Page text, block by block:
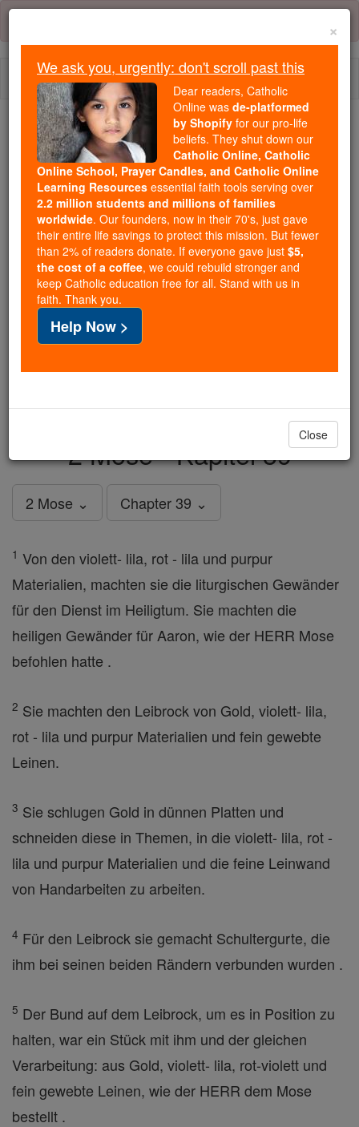
Skip
content
We ask you, urgently: don't scroll past this
Dear readers, Catholic Online
wasde-platformed by Shopify
for our pro-life beliefs. They
shut down ourCatholic
Online, Catholic Online School, Prayer Candles, and
Catholic Online Learning Resourcesessential faith
tools serving over2.2 million students and millions of
families worldwide. Our founders, now in their 70's,
just gave their entire life savings to protect this mission.
But fewer than 2% of readers donate. If everyone gave
just$5, the cost of a coffee, we could rebuild stronger
in faith. Thank you.DONATE TODAY >
2 Mose - Kapitel 39
2 Mose ⌄ Chapter 39 ⌄
1 Von den violett- lila, rot - lila und purpur
Materialien, machten sie die liturgischen Gewänder
für den Dienst im Heiligtum. Sie machten die
heiligen Gewänder für Aaron, wie der HERR Mose
befohlen hatte .
2 Sie machten den Leibrock von Gold, violett- lila,
rot - lila und purpur Materialien und fein gewebte
Leinen.
3 Sie schlugen Gold in dünnen Platten und
schneiden diese in Themen, in die violett- lila, rot -
lila und purpur Materialien und die feine Leinwand
von Handarbeiten zu arbeiten.
4 Für den Leibrock sie gemacht Schultergurte, die
ihm bei seinen beiden Rändern verbunden wurden .
5 Der Bund auf dem Leibrock, um es in Position zu
halten, war ein Stück mit ihm und der gleichen
Verarbeitung: aus Gold, violett- lila, rot-violett und
fein gewebte Leinen, wie der HERR dem Mose
bestellt .
×
We ask you, urgently: don't scroll past this
Dear readers, Catholic
Online was de-platformed
by Shopify for our pro-life
beliefs. They shut down our
Catholic Online, Catholic
Online School, Prayer Candles, and Catholic Online
Learning Resources essential faith tools serving over
2.2 million students and millions of families
worldwide. Our founders, now in their 70's, just gave
their entire life savings to protect this mission. But fewer
than 2% of readers donate. If everyone gave just $5,
the cost of a coffee, we could rebuild stronger and
keep Catholic education free for all. Stand with us in
faith. Thank you.
Help Now >
Close